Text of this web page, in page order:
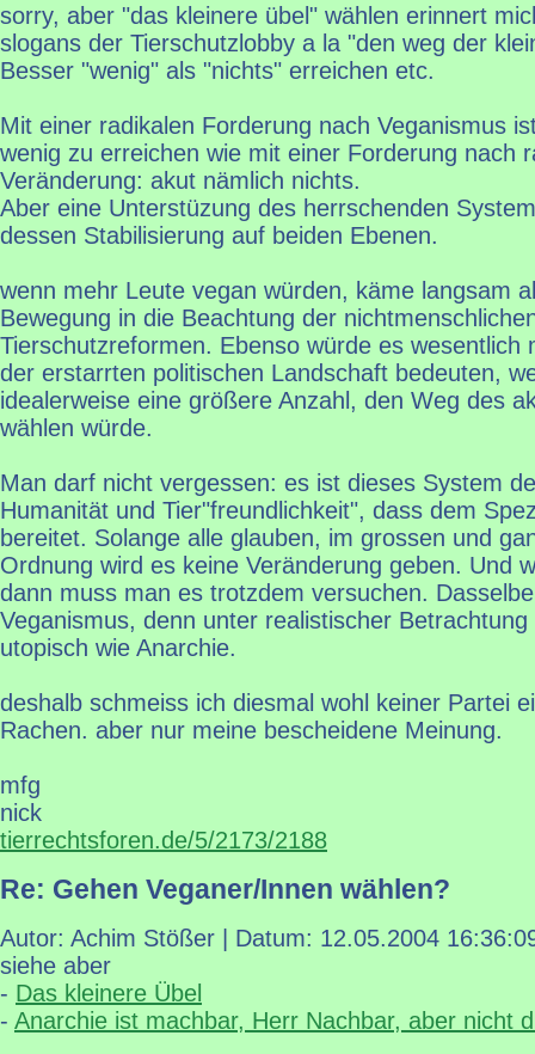
sorry, aber "das kleinere übel" wählen erinnert
slogans der Tierschutzlobby a la "den weg der
Besser "wenig" als "nichts" erreichen etc.
Mit einer radikalen Forderung nach Veganismus
wenig zu erreichen wie mit einer Forderung nach
Veränderung: akut nämlich nichts.
Aber eine Unterstüzung des herrschenden
dessen Stabilisierung auf beiden Ebenen.
wenn mehr Leute vegan würden, käme langsam
Bewegung in die Beachtung der
Tierschutzreformen. Ebenso würde es wesentlich
der erstarrten politischen Landschaft bedeuten,
idealerweise eine größere Anzahl, den Weg des
wählen würde.
Man darf nicht vergessen: es ist dieses System
Humanität und Tier"freundlichkeit", dass dem
bereitet. Solange alle glauben, im grossen und
Ordnung wird es keine Veränderung geben. Und
dann muss man es trotzdem versuchen.
Veganismus, denn unter realistischer
utopisch wie Anarchie.
deshalb schmeiss ich diesmal wohl keiner Partei
Rachen. aber nur meine bescheidene Meinung.
mfg
nick
tierrechtsforen.de/5/2173/2188
Re: Gehen Veganer/Innen wählen?
Autor: Achim Stößer | Datum: 12.05.2004
siehe aber
- Das kleinere Übel
- Anarchie ist machbar, Herr Nachbar, aber nicht